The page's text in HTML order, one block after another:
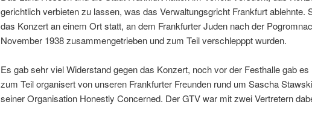
gerichtlich verbieten zu lassen, was das Verwaltungsgricht Frankfurt ablehnte.
das Konzert an einem Ort statt, an dem Frankfurter Juden nach der
November 1938 zusammengetrieben und zum Teil verschlepppt wurden.
Es gab sehr viel Widerstand gegen das Konzert, noch vor der Festhalle gab es
zum Teil organisert von unseren Frankfurter Freunden rund um Sascha
seiner Organisation Honestly Concerned. Der GTV war mit zwei Vertretern